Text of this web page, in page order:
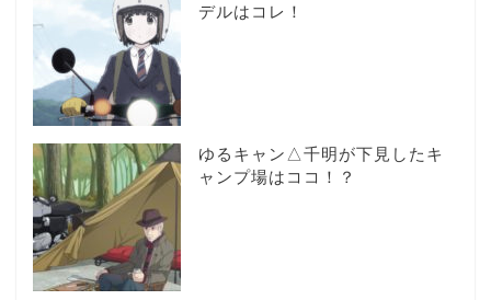
デルはコレ！
ゆるキャン△千明が下見したキ
ャンプ場はココ！？